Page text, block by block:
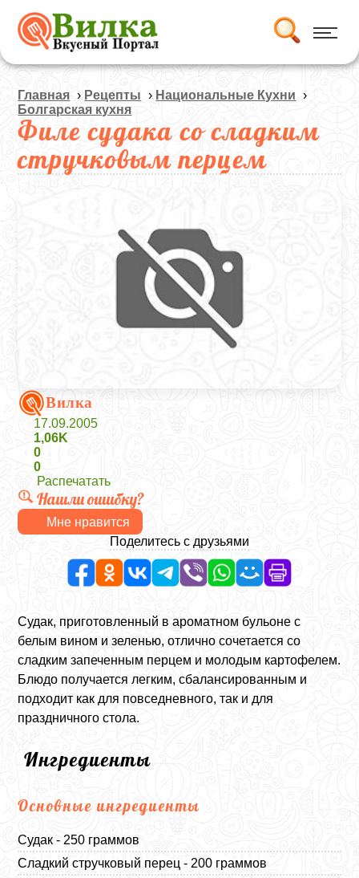
Главная › Рецепты › Национальные Кухни ›
Болгарская кухня
Филе судака со сладким
стручковым перцем
Вилка
17.09.2005
1,06K
0
0
Распечатать
Нашли ошибку?
Мне нравится
Поделитесь с друзьями
Судак, приготовленный в ароматном бульоне с
белым вином и зеленью, отлично сочетается со
сладким запеченным перцем и молодым картофелем.
Блюдо получается легким, сбалансированным и
подходит как для повседневного, так и для
праздничного стола.
Ингредиенты
Основные ингредиенты
Судак - 250 граммов
Сладкий стручковый перец - 200 граммов